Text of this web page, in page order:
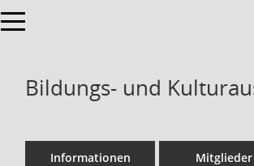
Toggle navigation
Bildungs- und
Informationen Mitglieder